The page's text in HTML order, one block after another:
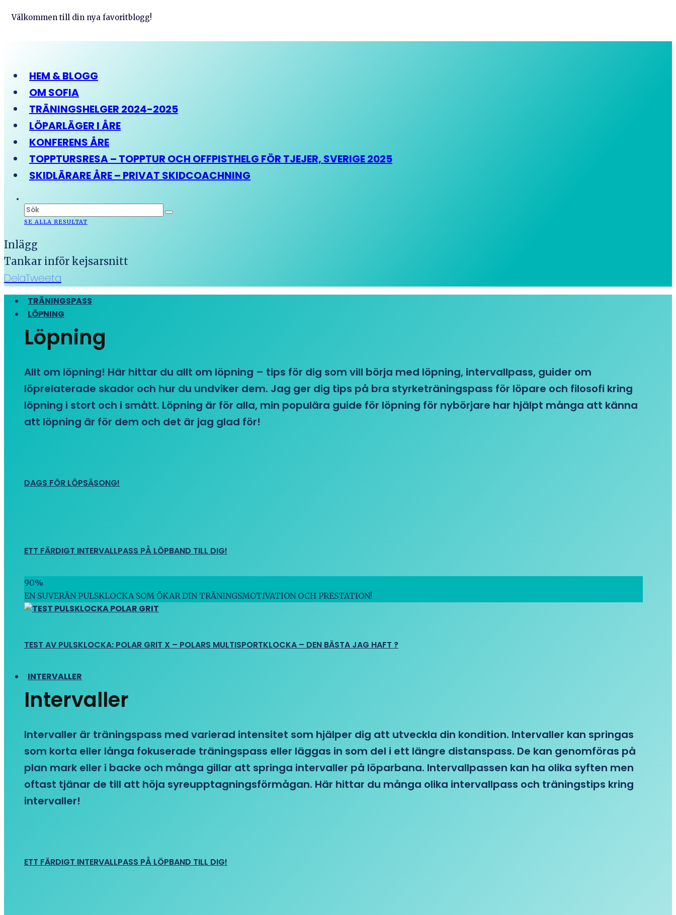
Välkommen till din nya favoritblogg!
HEM & BLOGG
OM SOFIA
TRÄNINGSHELGER 2024-2025
LÖPARLÄGER I ÅRE
KONFERENS ÅRE
TOPPTURSRESA – TOPPTUR OCH OFFPISTHELG FÖR TJEJER, SVERIGE 2025
SKIDLÄRARE ÅRE – PRIVAT SKIDCOACHNING
SE ALLA RESULTAT
Inlägg
Tankar inför kejsarsnitt
DelaTweeta
TRÄNINGSPASS
LÖPNING
Löpning
Allt om löpning! Här hittar du allt om löpning – tips för dig som vill börja med löpning, intervallpass, guider om
löprelaterade skador och hur du undviker dem. Jag ger dig tips på bra styrketräningspass för löpare och filosofi kring
löpning i stort och i smått. Löpning är för alla, min populära guide för löpning för nybörjare har hjälpt många att känna
att löpning är för dem och det är jag glad för!
DAGS FÖR LÖPSÄSONG!
ETT FÄRDIGT INTERVALLPASS PÅ LÖPBAND TILL DIG!
90%
EN SUVERÄN PULSKLOCKA SOM ÖKAR DIN TRÄNINGSMOTIVATION OCH PRESTATION!
TEST AV PULSKLOCKA: POLAR GRIT X – POLARS MULTISPORTKLOCKA – DEN BÄSTA JAG HAFT ?
INTERVALLER
Intervaller
Intervaller är träningspass med varierad intensitet som hjälper dig att utveckla din kondition. Intervaller kan springas
som korta eller långa fokuserade träningspass eller läggas in som del i ett längre distanspass. De kan genomföras på
plan mark eller i backe och många gillar att springa intervaller på löparbana. Intervallpassen kan ha olika syften men
oftast tjänar de till att höja syreupptagningsförmågan. Här hittar du många olika intervallpass och träningstips kring
intervaller!
ETT FÄRDIGT INTERVALLPASS PÅ LÖPBAND TILL DIG!